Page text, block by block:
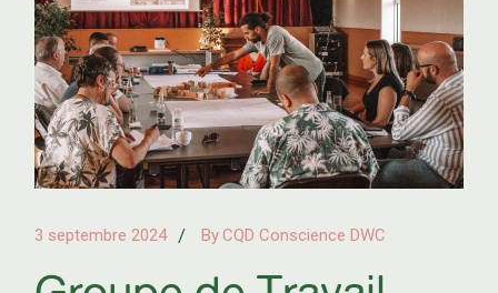
3 septembre 2024 ByCQD Conscience DWC